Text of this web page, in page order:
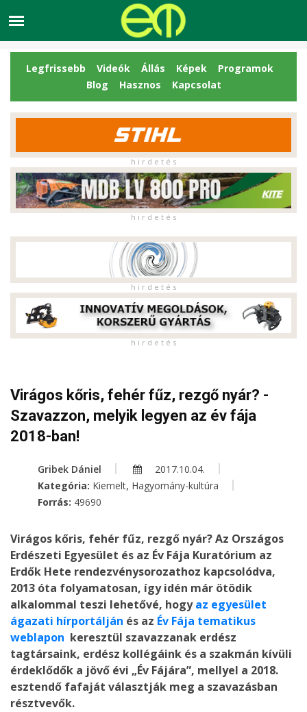
Legfrissebb Videók Állás Képek
Programok
Blog
Hasznos Kapcsolat
h i r d e t é s
h i r d e t é s
h i r d e t é s
h i r d e t é s
Virágos kőris, fehér fűz, rezgő nyár? -
Szavazzon, melyik legyen az év fája
2018-ban!
Gribek Dániel
2017.10.04.
Kategória: Kiemelt, Hagyomány-kultúra
Forrás: 49690
Virágos kőris, fehér fűz, rezgő nyár? Az Országos
Erdészeti Egyesület és az Év Fája Kuratórium az
Erdők Hete rendezvénysorozathoz kapcsolódva,
2013 óta folyamatosan, így idén már ötödik
alkalommal teszi lehetővé, hogyaz egyesület
ágazati hírportálján és az Év Fája tematikus
weblapon keresztül szavazzanak erdész
tagtársaink, erdész kollégáink és a szakmán kívüli
érdeklődők a jövő évi „Év Fájára”, mellyel a 2018.
esztendő fafaját választják meg a szavazásban
résztvevők.